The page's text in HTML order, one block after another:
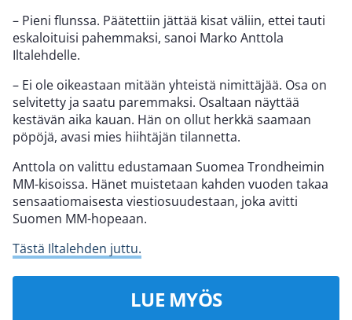
– Pieni flunssa. Päätettiin jättää kisat väliin, ettei tauti
eskaloituisi pahemmaksi, sanoi Marko Anttola
Iltalehdelle.
– Ei ole oikeastaan mitään yhteistä nimittäjää. Osa on
selvitetty ja saatu paremmaksi. Osaltaan näyttää
kestävän aika kauan. Hän on ollut herkkä saamaan
pöpöjä, avasi mies hiihtäjän tilannetta.
Anttola on valittu edustamaan Suomea Trondheimin
MM-kisoissa. Hänet muistetaan kahden vuoden takaa
sensaatiomaisesta viestiosuudestaan, joka avitti
Suomen MM-hopeaan.
Tästä Iltalehden juttu.
LUE MYÖS